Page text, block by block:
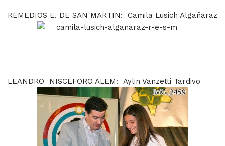
REMEDIOS E. DE SAN MARTIN: Camila Lusich Algañaraz
LEANDRO NISCÉFORO ALEM: Aylin Vanzetti Tardivo